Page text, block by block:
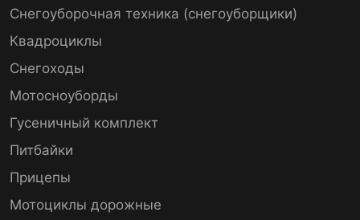
Снегоуборочная техника (снегоуборщики)
Квадроциклы
Снегоходы
Мотосноуборды
Гусеничный комплект
Питбайки
Прицепы
Мотоциклы дорожные